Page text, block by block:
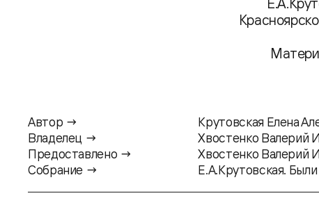
Автор →
Владелец →
Предоставлено →
Собрание →
Крутовская Елена
Хвостенко Валерий
Хвостенко Валерий
Е.А.Крутовская.